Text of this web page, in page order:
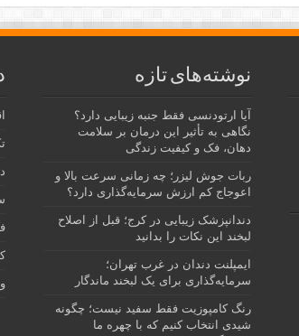
نوشته‌های تازه
آیا ارتودنسی فقط جنبه زیبایی دارد؟
نگاهی به تأثیر این درمان بر سلامت
دهان، فک و کیفیت زندگی
ربات جوش لیزر؛ چه زمانی سرعت بالا و
اعوجاج کم ارزش سرمایه‌گذاری دارد؟
دندانپزشک زیبایی در کرج؛ قبل از اصلاح
لبخند این نکات را بدانید
ایمپلنت دندان در غرب تهران؛
سرمایه‌گذاری برای یک لبخند ماندگار
رنگ کامپوزیت فقط سفید نیست؛ چگونه
شیدی انتخاب کنیم که با چهره ما